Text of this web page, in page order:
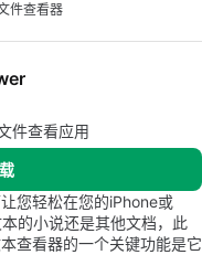
件查看器
件查看应用
您轻松在您的iPhone或
的小说还是其他文档，此
查看器的一个关键功能是它